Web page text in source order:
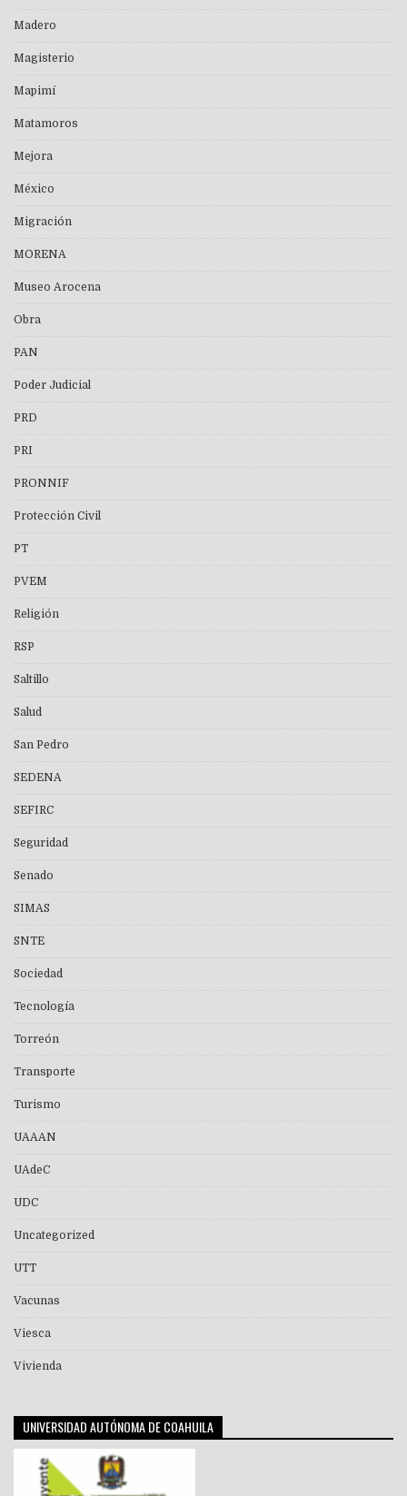
Madero
Magisterio
Mapimí
Matamoros
Mejora
México
Migración
MORENA
Museo Arocena
Obra
PAN
Poder Judicial
PRD
PRI
PRONNIF
Protección Civil
PT
PVEM
Religión
RSP
Saltillo
Salud
San Pedro
SEDENA
SEFIRC
Seguridad
Senado
SIMAS
SNTE
Sociedad
Tecnología
Torreón
Transporte
Turismo
UAAAN
UAdeC
UDC
Uncategorized
UTT
Vacunas
Viesca
Vivienda
UNIVERSIDAD AUTÓNOMA DE COAHUILA